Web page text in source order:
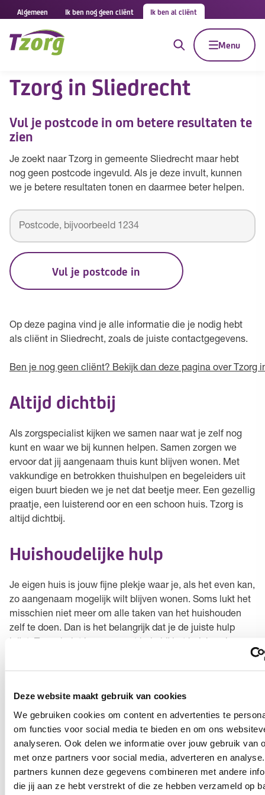
Deze website maakt gebruik van cookies
We gebruiken cookies om content en advertenties te
om functies voor social media te bieden en om ons
analyseren. Ook delen we informatie over jouw gebruik van
met onze partners voor social media, adverteren en
partners kunnen deze gegevens combineren met andere
die jij aan ze hebt verstrekt of die ze hebben verzameld op
Algemeen Ik ben nog geen cliënt Ik ben al cliënt
Menu
Tzorg in Sliedrecht
Vul je postcode in om betere resultaten te
zien
Je zoekt naar Tzorg in gemeente Sliedrecht maar hebt
nog geen postcode ingevuld. Als je deze invult, kunnen
we je betere resultaten tonen en daarmee beter helpen.
Vul je postcode in
Op deze pagina vind je alle informatie die je nodig hebt
als cliënt in Sliedrecht, zoals de juiste contactgegevens.
Ben je nog geen cliënt? Bekijk dan deze pagina over Tzorg
Altijd dichtbij
Als zorgspecialist kijken we samen naar wat je zelf nog
kunt en waar we bij kunnen helpen. Samen zorgen we
ervoor dat jij aangenaam thuis kunt blijven wonen. Met
vakkundige en betrokken thuishulpen en begeleiders uit
eigen buurt bieden we je net dat beetje meer. Een gezellig
praatje, een luisterend oor en een schoon huis. Tzorg is
altijd dichtbij.
Huishoudelijke hulp
Je eigen huis is jouw fijne plekje waar je, als het even kan,
zo aangenaam mogelijk wilt blijven wonen. Soms lukt het
misschien niet meer om alle taken van het huishouden
zelf te doen. Dan is het belangrijk dat je de juiste hulp
blijf je zo lang mogelijk zelf de regie houden over
het plannen van een prettige dagindeling of het
opbouwen van sociale contacten. Toch heb je soms
(even) extra ondersteuning nodig. Tzorg staat klaar om je